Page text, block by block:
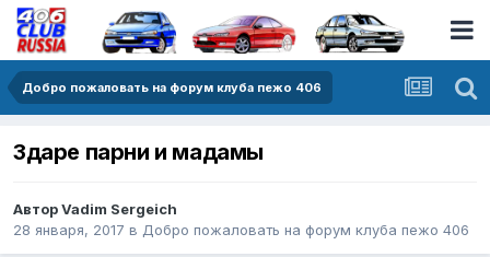
Добро пожаловать на форум клуба пежо 406
Здаре парни и мадамы
АвторVadim Sergeich
28 января, 2017 в Добро пожаловать на форум клуба пежо 406